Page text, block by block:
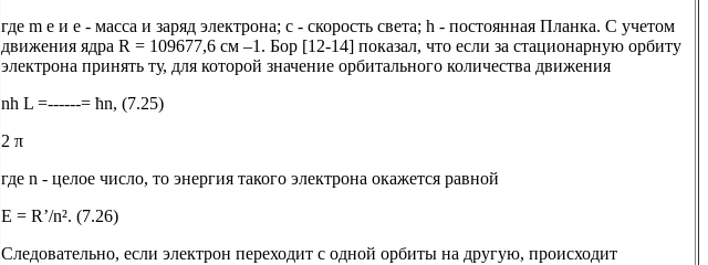
где m e и е - масса и заряд электрона; с - скорость света; h - постоянная Планка. С учетом
движения ядра R = 109677,6 см –1. Бор [12-14] показал, что если за стационарную орбиту
электрона принять ту, для которой значение орбитального количества движения
nh L =------= ћn, (7.25)
2 π
где n - целое число, то энергия такого электрона окажется равной
Е = R’/n². (7.26)
Следовательно, если электрон переходит с одной орбиты на другую, происходит